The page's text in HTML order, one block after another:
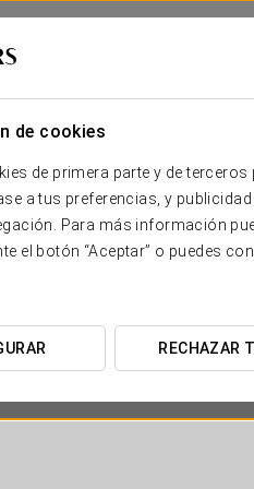
de cookies
de primera parte y de
a tus preferencias, y
Para más información
el botón “Aceptar” o puedes
RECHAZAR